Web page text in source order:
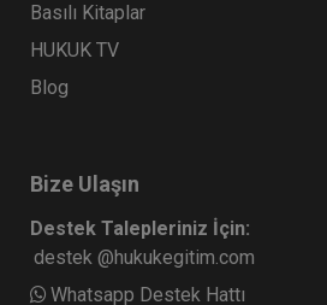
Basılı Kitaplar
HUKUK TV
Blog
Bize Ulaşın
Destek Talepleriniz İçin:
destek @hukukegitim.com
Whatsapp Destek Hattı